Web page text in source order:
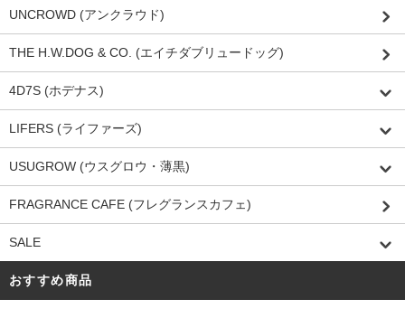
UNCROWD (アンクラウド)
THE H.W.DOG & CO. (エイチダブリュードッグ)
4D7S (ホデナス)
LIFERS (ライファーズ)
USUGROW (ウスグロウ・薄黒)
FRAGRANCE CAFE (フレグランスカフェ)
SALE
おすすめ商品